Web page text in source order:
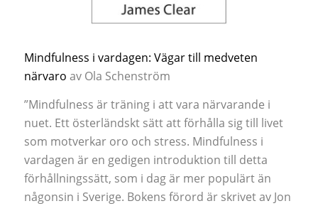
Mindfulness i vardagen: Vägar till medveten
närvaro av Ola Schenström
”Mindfulness är träning i att vara närvarande i
nuet. Ett österländskt sätt att förhålla sig till livet
som motverkar oro och stress. Mindfulness i
vardagen är en gedigen introduktion till detta
förhållningssätt, som i dag är mer populärt än
någonsin i Sverige. Bokens förord är skrivet av Jon